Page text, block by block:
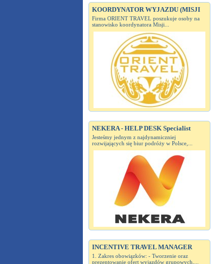
KOORDYNATOR WYJAZDU (MISJI
Firma ORIENT TRAVEL poszukuje osoby na
stanowisko koordynatora Misji...
NEKERA - HELP DESK Specialist
Jesteśmy jednym z najdynamiczniej
rozwijających się biur podróży w Polsce,...
INCENTIVE TRAVEL MANAGER
1. Zakres obowiązków: - Tworzenie oraz
prezentowanie ofert wyjazdów grupowych,...